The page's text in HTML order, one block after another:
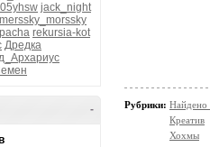
jack_night
merssky_morssky
rekursia-kot
Дредка
- Рубрики: Найдено
Креатив
Хохмы